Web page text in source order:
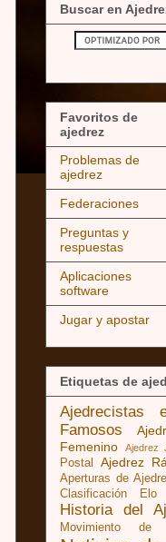
Buscar en
Favoritos de
ajedrez
Problemas de
ajedrez
Federaciones
Preguntas y
respuestas
Aplicaciones
software
Jugar y apostar
Etiquetas de
Ajedrecistas
Famosos
Femenino
Ajedrez
Postal
Ajedrez
Aperturas de
Clasificación Elo
Historia del
Movimiento